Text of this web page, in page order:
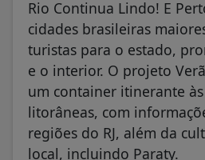
cidades brasileiras
turistas para o estado,
e o interior. O projeto
um container itinerante
litorâneas, com
regiões do RJ, além da
local, incluindo Paraty.